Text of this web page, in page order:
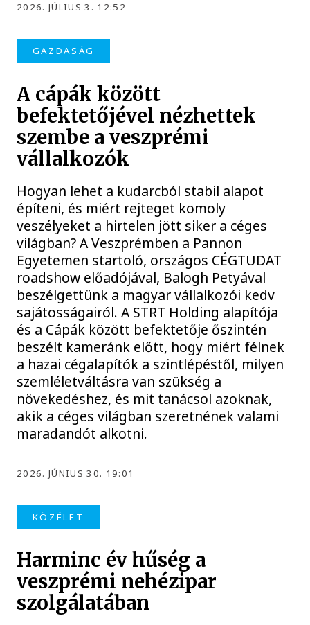
2026. JÚLIUS 3. 12:52
GAZDASÁG
A cápák között
befektetőjével nézhettek
szembe a veszprémi
vállalkozók
Hogyan lehet a kudarcból stabil alapot
építeni, és miért rejteget komoly
veszélyeket a hirtelen jött siker a céges
világban? A Veszprémben a Pannon
Egyetemen startoló, országos CÉGTUDAT
roadshow előadójával, Balogh Petyával
beszélgettünk a magyar vállalkozói kedv
sajátosságairól. A STRT Holding alapítója
és a Cápák között befektetője őszintén
beszélt kameránk előtt, hogy miért félnek
a hazai cégalapítók a szintlépéstől, milyen
szemléletváltásra van szükség a
növekedéshez, és mit tanácsol azoknak,
akik a céges világban szeretnének valami
maradandót alkotni.
2026. JÚNIUS 30. 19:01
KÖZÉLET
Harminc év hűség a
veszprémi nehézipar
szolgálatában